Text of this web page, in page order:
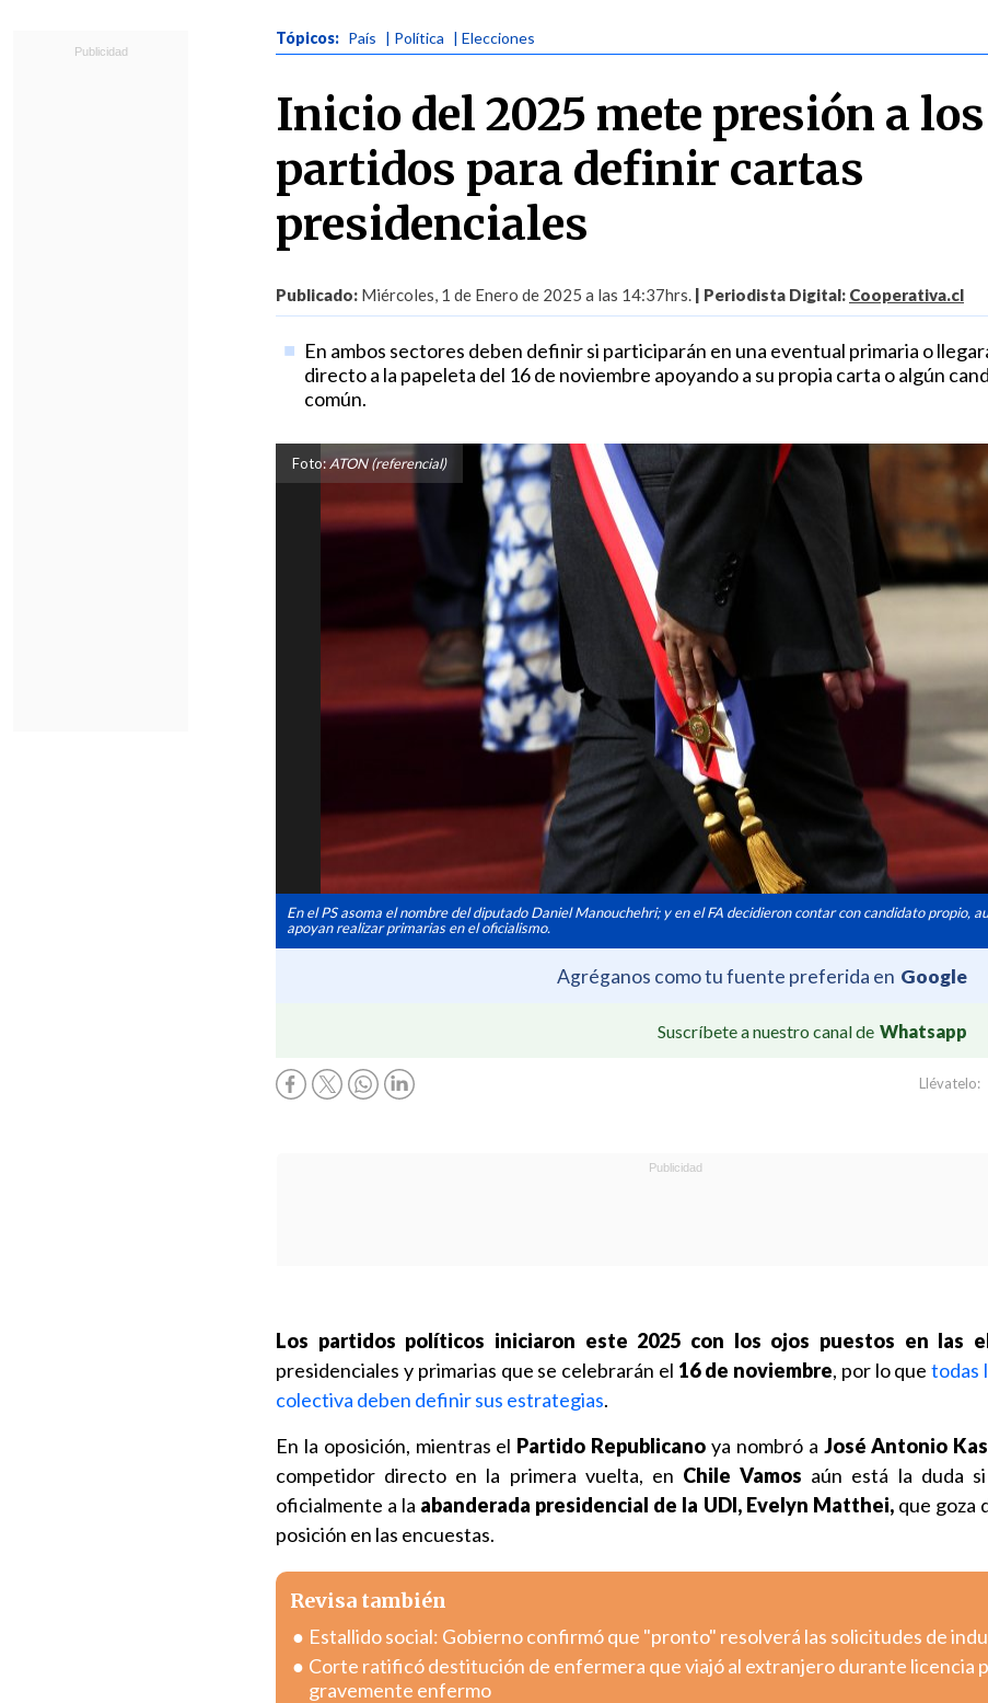
Tópicos: País | Política | Elecciones
Inicio del 2025 mete presión a los
partidos para definir cartas
presidenciales
Publicado: Miércoles, 1 de Enero de 2025 a las 14:37hrs. | Periodista Digital: Cooperativa.cl
En ambos sectores deben definir si participarán en una eventual primaria o
directo a la papeleta del 16 de noviembre apoyando a su propia carta o algún
común.
Foto:ATON (referencial)
En el PS asoma el nombre del diputado Daniel Manouchehri; y en el FA decidieron contar con candidato propio,
apoyan realizar primarias en el oficialismo.
Agréganos como tu fuente preferida en Google
Suscríbete a nuestro canal de Whatsapp
Llévatelo:
Los partidos políticos iniciaron este 2025 con los ojos puestos en las
presidenciales y primarias que se celebrarán el 16 de noviembre, por lo quetodas
colectiva deben definir sus estrategias.
En la oposición, mientras el Partido Republicano ya nombró a José Antonio
competidor directo en la primera vuelta, en Chile Vamos aún está la duda
oficialmente a la abanderada presidencial de la UDI, Evelyn Matthei, que goza
posición en las encuestas.
Revisa también
Estallido social: Gobierno confirmó que "pronto" resolverá las solicitudes de
Corte ratificó destitución de enfermera que viajó al extranjero durante licencia
gravemente enfermo